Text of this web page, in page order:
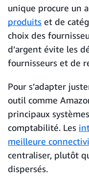
unique procure un
produits et de
choix des
d’argent évite les
fournisseurs et de
Pour s’adapter
outil comme
principaux
comptabilité. Les
meilleure
centraliser, plutôt
dispersés.